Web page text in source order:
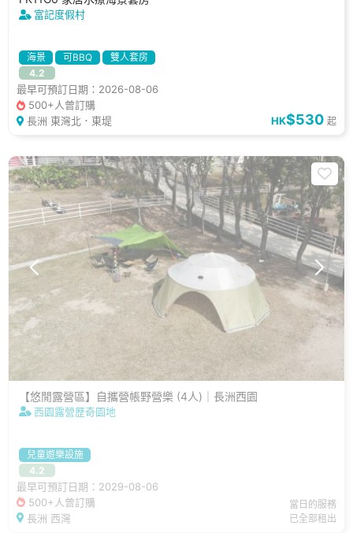
富記度假村
海景 可BBQ
雙人套房
4.2
最早可預訂日期：2026-08-06
500+人曾訂購
長洲 東灣北．東堤
HK$530 起
【悠閒露營區】自攜營帳野營樂 (4人)｜長洲西園
西園露營歷奇園地
兒童遊樂設施
4.2
最早可預訂日期：2029-08-06
500+人曾訂購
長洲 西灣
當日的服務
已全部租出